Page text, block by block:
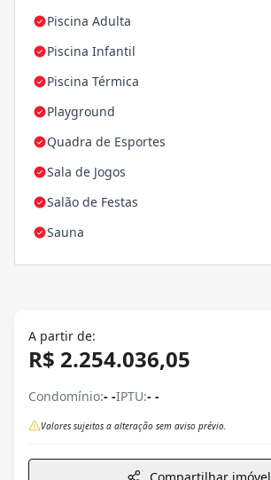
Piscina Adulta
Piscina Infantil
Piscina Térmica
Playground
Quadra de Esportes
Sala de Jogos
Salão de Festas
Sauna
A partir de:
R$ 2.254.036,05
Condomínio:- -IPTU:- -
Valores sujeitos a alteração sem aviso prévio.